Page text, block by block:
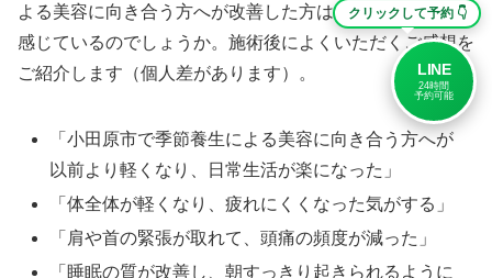
よる美容に向き合う方へが改善した方はどのような変化を
感じているのでしょうか。施術後によくいただくご感想を
ご紹介します（個人差があります）。
「小田原市で季節養生による美容に向き合う方へが
以前より軽くなり、日常生活が楽になった」
「体全体が軽くなり、疲れにくくなった気がする」
「肩や首の緊張が取れて、頭痛の頻度が減った」
「睡眠の質が改善し、朝すっきり起きられるように
クリックして予約 👇
LINE
24時間
予約可能